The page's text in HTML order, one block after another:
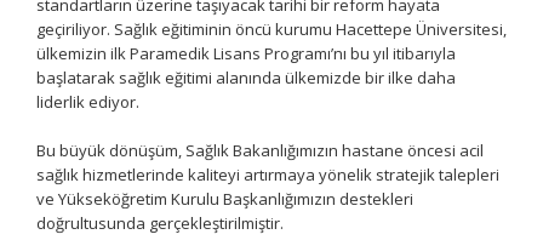
standartların üzerine taşıyacak tarihi bir reform hayata
geçiriliyor. Sağlık eğitiminin öncü kurumu Hacettepe Üniversitesi,
ülkemizin ilk Paramedik Lisans Programı’nı bu yıl itibarıyla
başlatarak sağlık eğitimi alanında ülkemizde bir ilke daha
liderlik ediyor.
Bu büyük dönüşüm, Sağlık Bakanlığımızın hastane öncesi acil
sağlık hizmetlerinde kaliteyi artırmaya yönelik stratejik talepleri
ve Yükseköğretim Kurulu Başkanlığımızın destekleri
doğrultusunda gerçekleştirilmiştir.